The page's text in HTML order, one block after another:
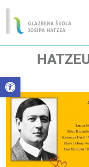
Open toolbar